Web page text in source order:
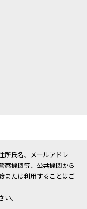
所氏名、メールアドレ
察機関等、公共機関から
または利用することはご
。